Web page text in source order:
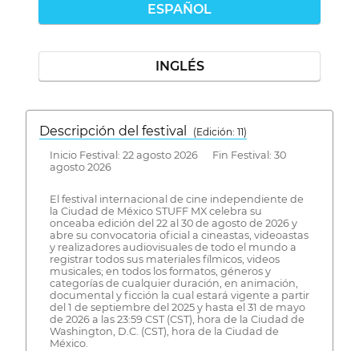
ESPAÑOL
INGLÉS
Descripción del festival
( Edición: 11)
Inicio Festival: 22 agosto 2026 Fin Festival: 30
agosto 2026
El festival internacional de cine independiente de
la Ciudad de México STUFF MX celebra su
onceaba edición del 22 al 30 de agosto de 2026 y
abre su convocatoria oficial a cineastas, videoastas
y realizadores audiovisuales de todo el mundo a
registrar todos sus materiales fílmicos, videos
musicales; en todos los formatos, géneros y
categorías de cualquier duración, en animación,
documental y ficción la cual estará vigente a partir
del 1 de septiembre del 2025 y hasta el 31 de mayo
de 2026 a las 23:59 CST (CST), hora de la Ciudad de
Washington, D.C. (CST), hora de la Ciudad de
México.